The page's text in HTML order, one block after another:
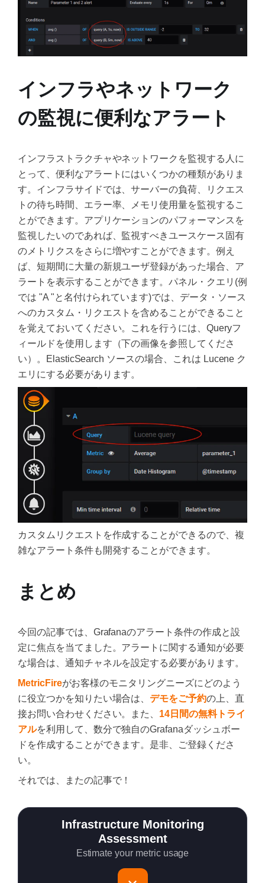
インフラやネットワーク
の監視に便利なアラート
インフラストラクチャやネットワークを監視する人に
とって、便利なアラートにはいくつかの種類がありま
す。インフラサイドでは、サーバーの負荷、リクエス
トの待ち時間、エラー率、メモリ使用量を監視するこ
とができます。アプリケーションのパフォーマンスを
監視したいのであれば、監視すべきユースケース固有
のメトリクスをさらに増やすことができます。例え
ば、短期間に大量の新規ユーザ登録があった場合、ア
ラートを表示することができます。パネル・クエリ(例
では "A "と名付けられています)では、データ・ソース
へのカスタム・リクエストを含めることができること
を覚えておいてください。これを行うには、Queryフ
ィールドを使用します（下の画像を参照してくださ
い）。ElasticSearch ソースの場合、これは Lucene ク
エリにする必要があります。
カスタムリクエストを作成することができるので、複
雑なアラート条件も開発することができます。
まとめ
今回の記事では、Grafanaのアラート条件の作成と設
定に焦点を当てました。アラートに関する通知が必要
な場合は、通知チャネルを設定する必要があります。
MetricFireがお客様のモニタリングニーズにどのよう
に役立つかを知りたい場合は、デモをご予約の上、直
接お問い合わせください。また、 14日間の無料トライ
アルを利用して、数分で独自のGrafanaダッシュボー
ドを作成することができます。是非、ご登録くださ
い。
それでは、またの記事で！
Infrastructure Monitoring
Assessment
Estimate your metric usage